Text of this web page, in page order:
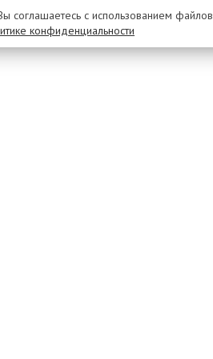
соглашаетесь с использованием файлов
конфиденциальности